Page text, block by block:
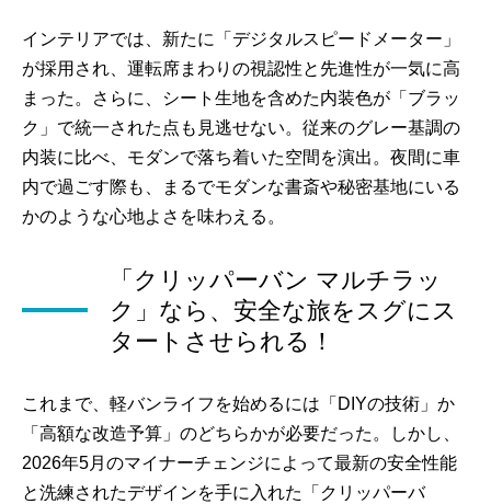
インテリアでは、新たに「デジタルスピードメーター」
が採用され、運転席まわりの視認性と先進性が一気に高
まった。さらに、シート生地を含めた内装色が「ブラッ
ク」で統一された点も見逃せない。従来のグレー基調の
内装に比べ、モダンで落ち着いた空間を演出。夜間に車
内で過ごす際も、まるでモダンな書斎や秘密基地にいる
かのような心地よさを味わえる。
「クリッパーバン マルチラッ
ク」なら、安全な旅をスグにス
タートさせられる！
これまで、軽バンライフを始めるには「DIYの技術」か
「高額な改造予算」のどちらかが必要だった。しかし、
2026年5月のマイナーチェンジによって最新の安全性能
と洗練されたデザインを手に入れた「クリッパーバ